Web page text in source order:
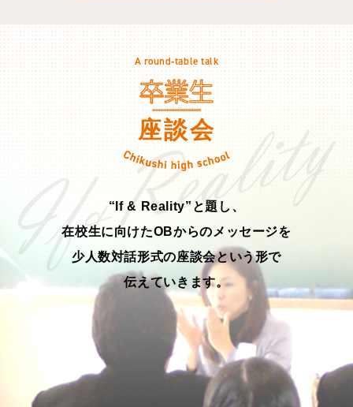
A round‐table talk
座談会
“If & Reality”と題し、
在校生に向けたOBからのメッセージを
少人数対話形式の座談会という形で
伝えていきます。